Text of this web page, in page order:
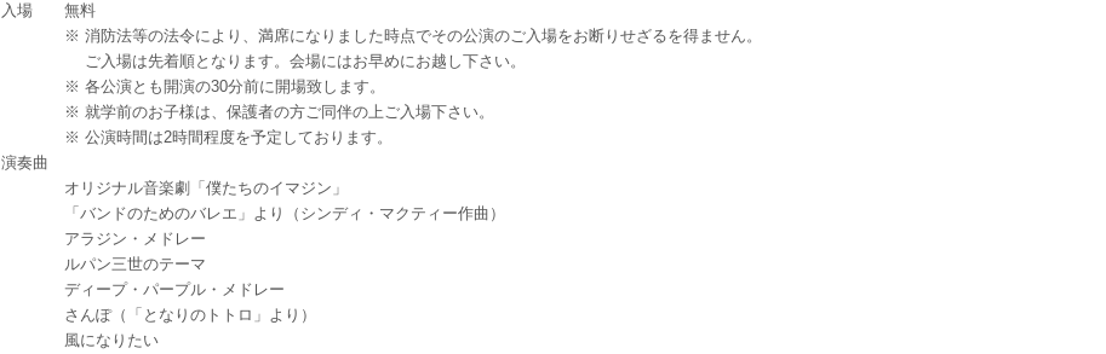
入場 無料
※ 消防法等の法令により、満席になりました時点でその公演のご入場をお断りせざるを得ません。
ご入場は先着順となります。会場にはお早めにお越し下さい。
※ 各公演とも開演の30分前に開場致します。
※ 就学前のお子様は、保護者の方ご同伴の上ご入場下さい。
※ 公演時間は2時間程度を予定しております。
演奏曲
オリジナル音楽劇「僕たちのイマジン」
「バンドのためのバレエ」より（シンディ・マクティー作曲）
アラジン・メドレー
ルパン三世のテーマ
ディープ・パープル・メドレー
さんぽ（「となりのトトロ」より）
風になりたい